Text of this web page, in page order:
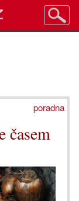
poradna
časem